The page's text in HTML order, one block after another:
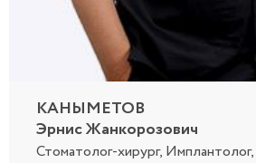
КАНЫМЕТОВ
Эрнис Жанкорозович
Стоматолог-хирург, Имплантолог,